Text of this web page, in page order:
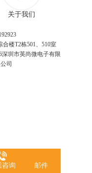
关于我们
楼T2栋501、510室
圳市英尚微电子有限
司
咨询 邮件